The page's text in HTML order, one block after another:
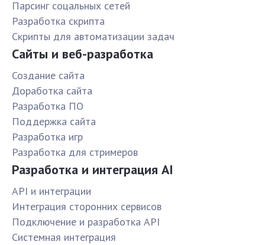
Парсинг соцальных сетей
Разработка скрипта
Скрипты для автоматизации задач
Сайты и веб-разработка
Создание сайта
Доработка сайта
Разработка ПО
Поддержка сайта
Разработка игр
Разработка для стримеров
Разработка и интеграция AI
API и интеграции
Интеграция сторонних сервисов
Подключение и разработка API
Системная интеграция